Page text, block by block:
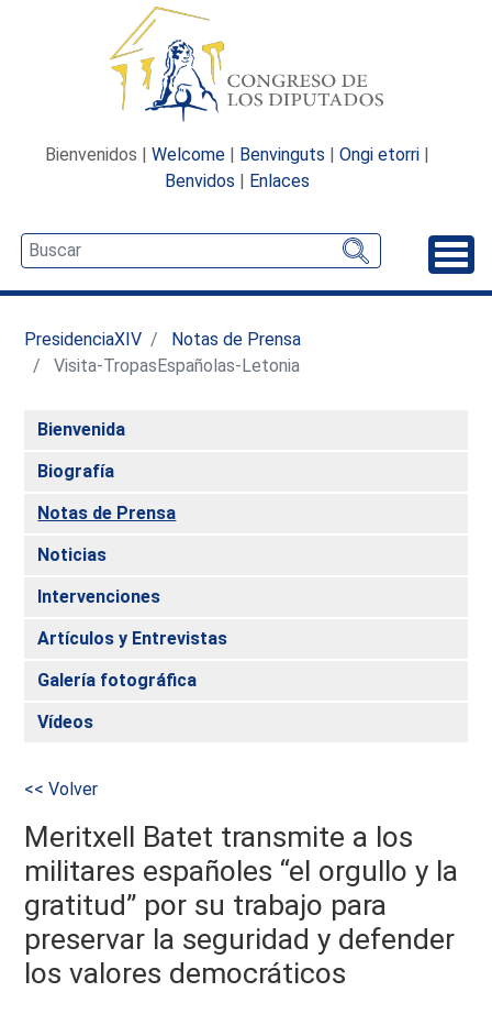
Bienvenidos | Welcome | Benvinguts | Ongi etorri |
Benvidos | Enlaces
PresidenciaXIV
Notas de Prensa
Visita-TropasEspañolas-Letonia
Bienvenida
Biografía
Notas de Prensa
Noticias
Intervenciones
Artículos y Entrevistas
Galería fotográfica
Vídeos
<< Volver
Meritxell Batet transmite a los
militares españoles “el orgullo y la
gratitud” por su trabajo para
preservar la seguridad y defender
los valores democráticos